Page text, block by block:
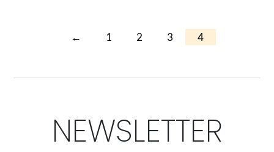
← 1 2 3 4
NEWSLETTER